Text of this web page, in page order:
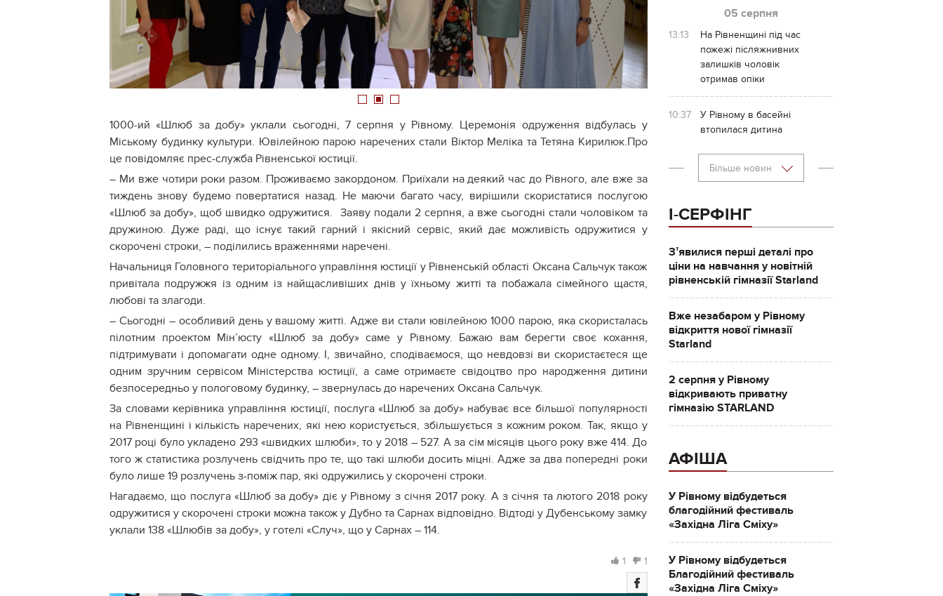
1 2 3
1000-ий «Шлюб за добу» уклали сьогодні, 7 серпня у Рівному. Церемонія одруження відбулась у
Міському будинку культури. Ювілейною парою наречених стали Віктор Меліка та Тетяна Кирилюк.Про
це повідомляє прес-служба Рівненської юстиції.
– Ми вже чотири роки разом. Проживаємо закордоном. Приїхали на деякий час до Рівного, але вже за
тиждень знову будемо повертатися назад. Не маючи багато часу, вирішили скористатися послугою
«Шлюб за добу», щоб швидко одружитися. Заяву подали 2 серпня, а вже сьогодні стали чоловіком та
дружиною. Дуже раді, що існує такий гарний і якісний сервіс, який дає можливість одружитися у
скорочені строки, – поділились враженнями наречені.
Начальниця Головного територіального управління юстиції у Рівненській області Оксана Сальчук також
привітала подружжя із одним із найщасливіших днів у їхньому житті та побажала сімейного щастя,
любові та злагоди.
– Сьогодні – особливий день у вашому житті. Адже ви стали ювілейною 1000 парою, яка скористалась
пілотним проектом Мін’юсту «Шлюб за добу» саме у Рівному. Бажаю вам берегти своє кохання,
підтримувати і допомагати одне одному. І, звичайно, сподіваємося, що невдовзі ви скористаєтеся ще
одним зручним сервісом Міністерства юстиції, а саме отримаєте свідоцтво про народження дитини
безпосередньо у пологовому будинку, – звернулась до наречених Оксана Сальчук.
За словами керівника управління юстиції, послуга «Шлюб за добу» набуває все більшої популярності
на Рівненщині і кількість наречених, які нею користується, збільшується з кожним роком. Так, якщо у
2017 році було укладено 293 «швидких шлюби», то у 2018 – 527. А за сім місяців цього року вже 414. До
того ж статистика розлучень свідчить про те, що такі шлюби досить міцні. Адже за два попередні роки
було лише 19 розлучень з-поміж пар, які одружились у скорочені строки.
Нагадаємо, що послуга «Шлюб за добу» діє у Рівному з січня 2017 року. А з січня та лютого 2018 року
одружитися у скорочені строки можна також у Дубно та Сарнах відповідно. Відтоді у Дубенському замку
уклали 138 «Шлюбів за добу», у готелі «Случ», що у Сарнах – 114.
1 1
05 серпня
13:13
На Рівненщині під час
пожежі післяжнивних
залишків чоловік
отримав опіки
10:37
У Рівному в басейні
втопилася дитина
Більше новин
І-СЕРФІНГ
Зʼявилися перші деталі про
ціни на навчання у новітній
рівненській гімназії Starland
Вже незабаром у Рівному
відкриття нової гімназії
Starland
2 серпня у Рівному
відкривають приватну
гімназію STARLAND
АФІША
У Рівному відбудеться
благодійний фестиваль
«Західна Ліга Сміху»
У Рівному відбудеться
Благодійний фестиваль
«Західна Ліга Сміху»